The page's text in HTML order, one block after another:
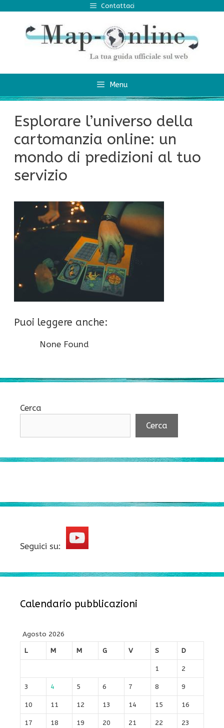
contenuto
Contattaci
Menu
Esplorare l’universo della
cartomanzia online: un
mondo di predizioni al tuo
servizio
Puoi leggere anche:
None Found
Cerca
Cerca
Seguici su:
Calendario pubblicazioni
Agosto 2026
L
M M G V S D
1 2
3 4 5 6 7 8 9
10 11 12 13 14 15 16
17 18 19 20 21 22 23